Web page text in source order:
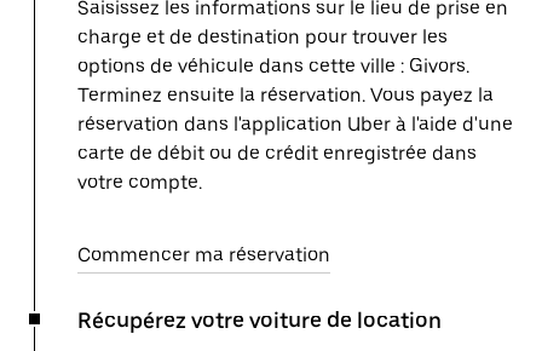
Saisissez les informations sur le lieu de prise en
charge et de destination pour trouver les
options de véhicule dans cette ville : Givors.
Terminez ensuite la réservation. Vous payez la
réservation dans l'application Uber à l'aide d'une
carte de débit ou de crédit enregistrée dans
votre compte.
Commencer ma réservation
Récupérez votre voiture de location